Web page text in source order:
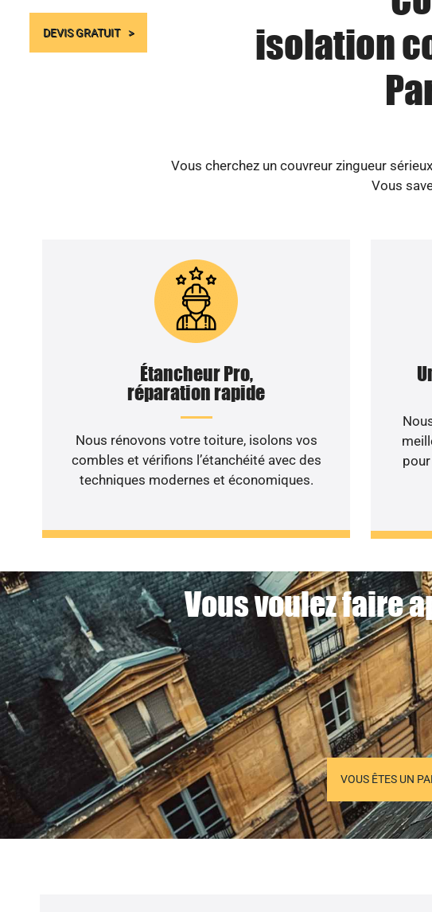
DEVIS GRATUIT
isolation
Vous cherchez un couvreur zingueur
Vous
Étancheur Pro,
réparation rapide
Nous rénovons votre toiture, isolons vos
combles et vérifions l’étanchéité avec des
techniques modernes et économiques.
Vous voulez faire
VOUS ÊTES UN